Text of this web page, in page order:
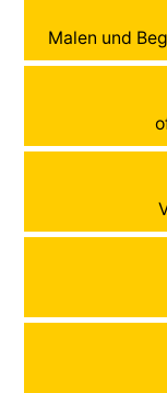
Malen und